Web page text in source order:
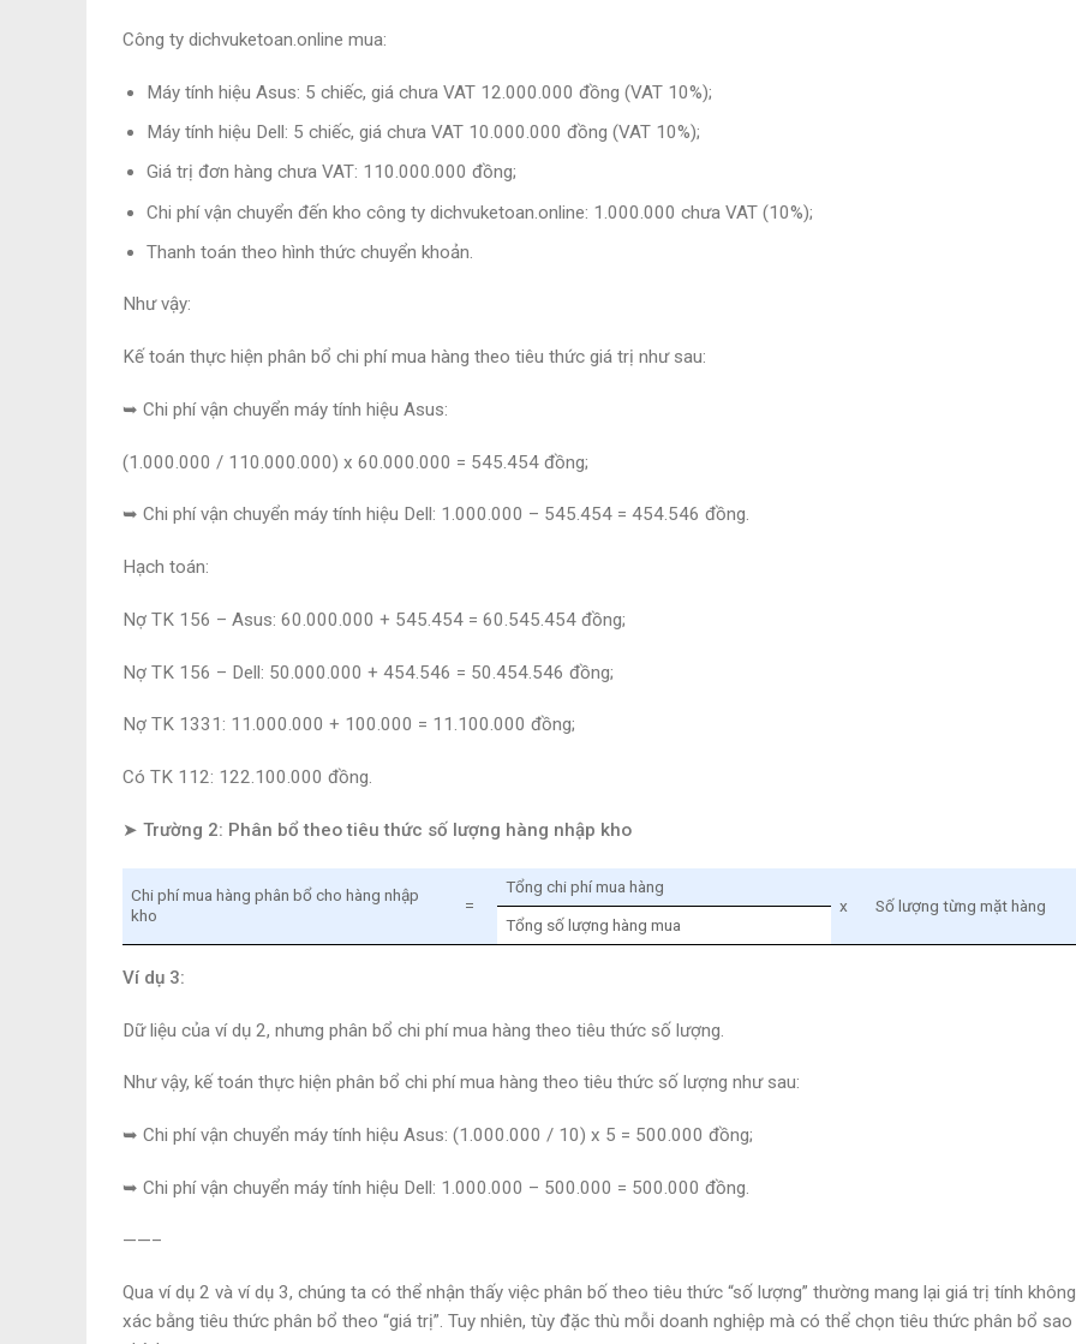
Công ty dichvuketoan.online mua:
Máy tính hiệu Asus: 5 chiếc, giá chưa VAT 12.000.000 đồng (VAT 10%);
Máy tính hiệu Dell: 5 chiếc, giá chưa VAT 10.000.000 đồng (VAT 10%);
Giá trị đơn hàng chưa VAT: 110.000.000 đồng;
Chi phí vận chuyển đến kho công ty dichvuketoan.online: 1.000.000 chưa VAT (10%);
Thanh toán theo hình thức chuyển khoản.
Như vậy:
Kế toán thực hiện phân bổ chi phí mua hàng theo tiêu thức giá trị như sau:
➥ Chi phí vận chuyển máy tính hiệu Asus:
(1.000.000 / 110.000.000) x 60.000.000 = 545.454 đồng;
➥ Chi phí vận chuyển máy tính hiệu Dell: 1.000.000 – 545.454 = 454.546 đồng.
Hạch toán:
Nợ TK 156 – Asus: 60.000.000 + 545.454 = 60.545.454 đồng;
Nợ TK 156 – Dell: 50.000.000 + 454.546 = 50.454.546 đồng;
Nợ TK 1331: 11.000.000 + 100.000 = 11.100.000 đồng;
Có TK 112: 122.100.000 đồng.
➤ Trường 2: Phân bổ theo tiêu thức số lượng hàng nhập kho
Chi phí mua hàng phân bổ cho hàng nhập
kho
=
Tổng chi phí mua hàng
x
Số lượng từng mặt hàng
Tổng số lượng hàng mua
Ví dụ 3:
Dữ liệu của ví dụ 2, nhưng phân bổ chi phí mua hàng theo tiêu thức số lượng.
Như vậy, kế toán thực hiện phân bổ chi phí mua hàng theo tiêu thức số lượng như sau:
➥ Chi phí vận chuyển máy tính hiệu Asus: (1.000.000 / 10) x 5 = 500.000 đồng;
➥ Chi phí vận chuyển máy tính hiệu Dell: 1.000.000 – 500.000 = 500.000 đồng.
——–
Qua ví dụ 2 và ví dụ 3, chúng ta có thể nhận thấy việc phân bố theo tiêu thức “số lượng” thường mang lại giá trị tính
xác bằng tiêu thức phân bổ theo “giá trị”. Tuy nhiên, tùy đặc thù mỗi doanh nghiệp mà có thể chọn tiêu thức phân bổ